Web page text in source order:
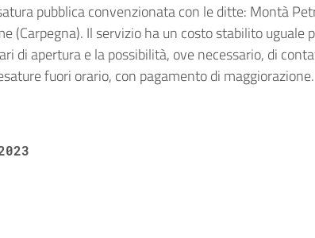
pubblica convenzionata con le ditte: Montà
(Carpegna). Il servizio ha un costo stabilito uguale
di apertura e la possibilità, ove necessario, di
fuori orario, con pagamento di maggiorazione.